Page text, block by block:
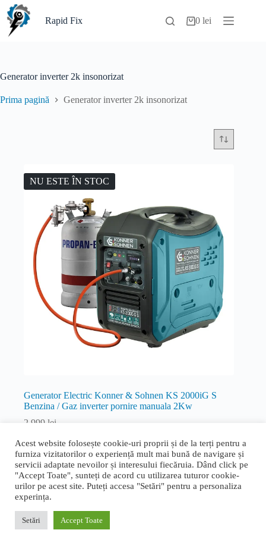
Sari
conținut
Rapid Fix
Coș0lei
Generator inverter 2k insonorizat
Prima pagină Generator inverter 2k insonorizat
NU ESTE ÎN STOC
Generator Electric Konner & Sohnen KS 2000iG S
Benzina / Gaz inverter pornire manuala 2Kw
2.999 lei
Inverter
Citește mai mult
Termeni și condiții generale
cookie| Livrare, retur și garanție
Proudly designed byBogdan Bucur
Acest website folosește cookie-uri proprii și de la terți pentru a
furniza vizitatorilor o experiență mult mai bună de navigare și
servicii adaptate nevoilor și interesului fiecăruia. Dând click pe
"Accept Toate", sunteți de acord cu utilizarea tuturor cookie-
urilor pe acest site. Puteți accesa "Setări" pentru a personaliza
experința.
Setări Accept Toate